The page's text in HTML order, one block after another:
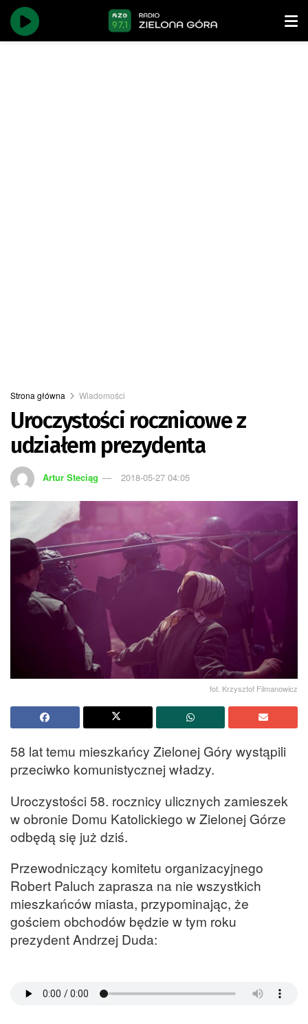
Strona główna Wiadomości
Uroczystości rocznicowe z
udziałem prezydenta
Artur Steciąg 2018-05-27 04:05
fot. Krzysztof Filmanowicz
58 lat temu mieszkańcy Zielonej Góry wystąpili
przeciwko komunistycznej władzy.
Uroczystości 58. rocznicy ulicznych zamieszek
w obronie Domu Katolickiego w Zielonej Górze
odbędą się już dziś.
Przewodniczący komitetu organizacyjnego
Robert Paluch zaprasza na nie wszystkich
mieszkańców miasta, przypominając, że
gościem obchodów będzie w tym roku
prezydent Andrzej Duda: